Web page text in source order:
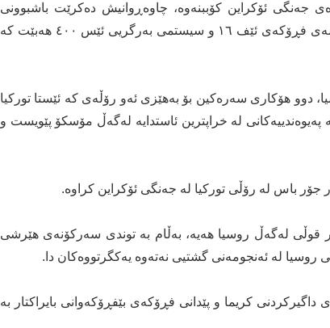
جەنگی ئۆکراین کۆببنەوە، چاوەڕوانیش دەکرێت باشبوونی
رێژەیی پەیوەندییەکانی ئەمریکا و تورکیا کاریگەری لەسەر کێشەی فڕۆکەی ئێف ١٦ و سیستمی بەرگریی ئێس ٤٠٠ ھەبێت کە
دوو ھۆکاری سەرەکین بۆ بەھێزی ئەو رۆڵەی کە ئێستا تورکیا
لە خراپترین ئاستدایە لەگەڵ مۆسکۆ پێویست و
جۆر باس لە رۆڵی تورکیا لە جەنگی ئۆکراین کراوە.
قوڵی لەگەڵ روسیا ھەیە، بەڵام بە توندی سەرکۆنەی ھێرشی
لە ئەنجومەنی گشتیی نەتەوە یەکگرتووەکان دا.
داگیرکردنی کریما و پێدانی فڕۆکەی بێفڕۆکەوانی بایراکتار بە